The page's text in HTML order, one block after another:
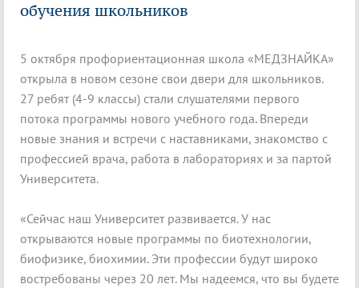
обучения школьников
5 октября профориентационная школа «МЕДЗНАЙКА»
открыла в новом сезоне свои двери для школьников.
27 ребят (4-9 классы) стали слушателями первого
потока программы нового учебного года. Впереди
новые знания и встречи с наставниками, знакомство с
профессией врача, работа в лабораториях и за партой
Университета.
«Сейчас наш Университет развивается. У нас
открываются новые программы по биотехнологии,
биофизике, биохимии. Эти профессии будут широко
востребованы через 20 лет. Мы надеемся, что вы будете